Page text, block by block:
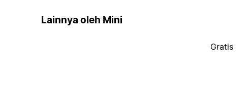
Lainnya oleh Mini
Gratis